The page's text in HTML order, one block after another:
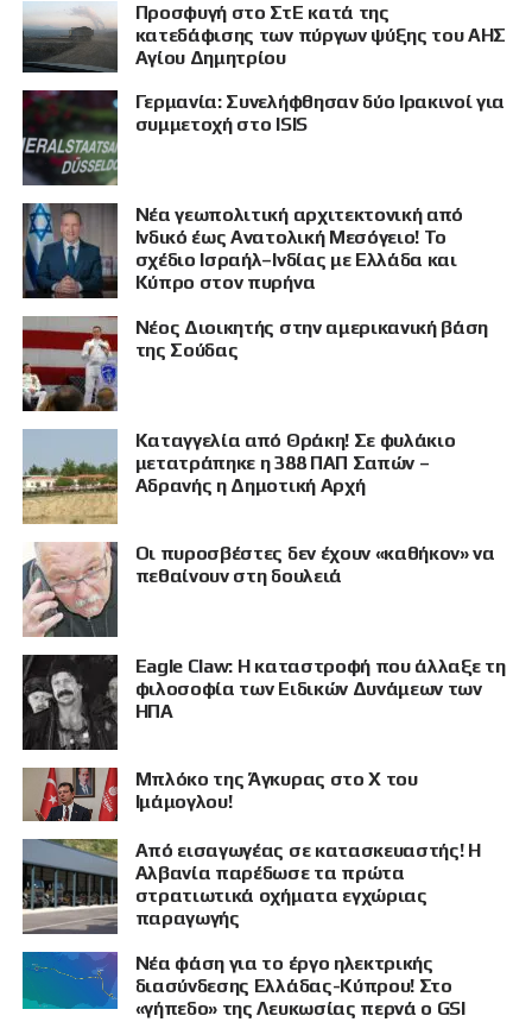
ΠΡΟΒΟΛΗ
Προσφυγή στο ΣτΕ κατά της
κατεδάφισης των πύργων ψύξης του ΑΗΣ
Αγίου Δημητρίου
Γερμανία: Συνελήφθησαν δύο Ιρακινοί για
συμμετοχή στο ISIS
Νέα γεωπολιτική αρχιτεκτονική από
Ινδικό έως Ανατολική Μεσόγειο! Το
σχέδιο Ισραήλ–Ινδίας με Ελλάδα και
Κύπρο στον πυρήνα
Νέος Διοικητής στην αμερικανική βάση
της Σούδας
Καταγγελία από Θράκη! Σε φυλάκιο
μετατράπηκε η 388 ΠΑΠ Σαπών –
Αδρανής η Δημοτική Αρχή
Οι πυροσβέστες δεν έχουν «καθήκον» να
πεθαίνουν στη δουλειά
Eagle Claw: Η καταστροφή που άλλαξε τη
φιλοσοφία των Ειδικών Δυνάμεων των
ΗΠΑ
Μπλόκο της Άγκυρας στο X του
Ιμάμογλου!
Από εισαγωγέας σε κατασκευαστής! Η
Αλβανία παρέδωσε τα πρώτα
στρατιωτικά οχήματα εγχώριας
παραγωγής
Νέα φάση για το έργο ηλεκτρικής
διασύνδεσης Ελλάδας-Κύπρου! Στο
«γήπεδο» της Λευκωσίας περνά ο GSI